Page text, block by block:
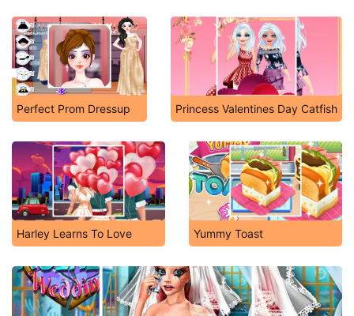
Perfect Prom Dressup Princess Valentines Day Catfish
Harley Learns To Love Yummy Toast